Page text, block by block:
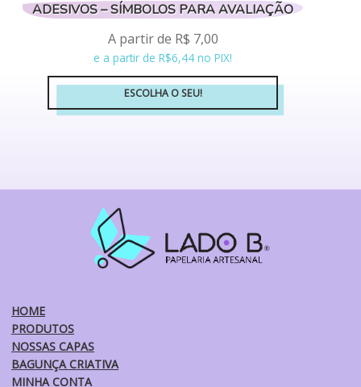
ADESIVOS – SÍMBOLOS PARA AVALIAÇÃO
A partir de R$ 7,00
e a partir de R$6,44 no PIX!
ESCOLHA O SEU!
Este
variantes.
podem
ser
HOME
PRODUTOS
NOSSAS CAPAS
BAGUNÇA CRIATIVA
MINHA CONTA